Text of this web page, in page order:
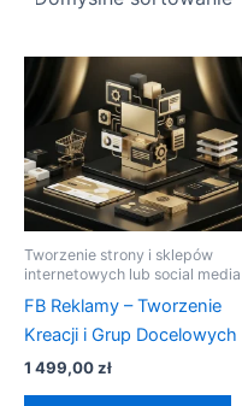
Tworzenie strony i sklepów
internetowych lub social media
FB Reklamy – Tworzenie
Kreacji i Grup Docelowych
1 499,00zł